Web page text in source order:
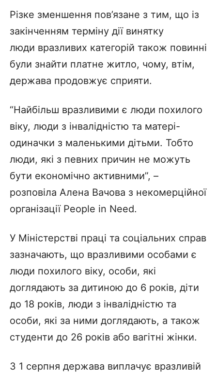
Різке зменшення пов’язане з тим, що із
закінченням терміну дії винятку
люди вразливих категорій також повинні
були знайти платне житло, чому, втім,
держава продовжує сприяти.
“Найбільш вразливими є люди похилого
віку, люди з інвалідністю та матері-
одиначки з маленькими дітьми. Тобто
люди, які з певних причин не можуть
бути економічно активними”, –
розповіла Алена Вачова з некомерційної
організації People in Need.
У Міністерстві праці та соціальних справ
зазначають, що вразливими особами є
люди похилого віку, особи, які
доглядають за дитиною до 6 років, діти
до 18 років, люди з інвалідністю та
особи, які за ними доглядають, а також
студенти до 26 років або вагітні жінки.
З 1 серпня держава виплачує вразливій